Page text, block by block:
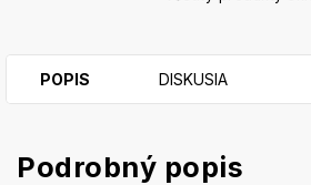
POPIS DISKUSIA
Podrobný popis